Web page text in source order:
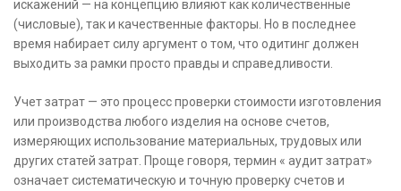
искажений — на концепцию влияют как количественные
(числовые), так и качественные факторы. Но в последнее
время набирает силу аргумент о том, что одитинг должен
выходить за рамки просто правды и справедливости.
Учет затрат — это процесс проверки стоимости изготовления
или производства любого изделия на основе счетов,
измеряющих использование материальных, трудовых или
других статей затрат. Проще говоря, термин « аудит затрат»
означает систематическую и точную проверку счетов и